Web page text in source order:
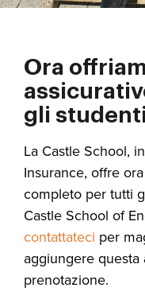
Ora
gli
La Castle School,
Insurance, offre
completo per tutti
Castle School of
contattateci per
aggiungere questa
prenotazione.